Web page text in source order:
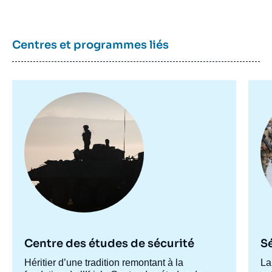
Centres et programmes liés
principale
Centre des études de sécurité
Accroche
Héritier d’une tradition remontant à la
déradicalisation : les modèles allemand,
britannique et danois », Articles, Ifri, 1
décembre 2015.